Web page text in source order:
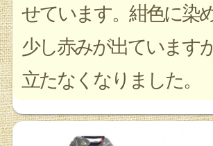
せています。紺色に染
少し赤みが出ています
立たなくなりました。